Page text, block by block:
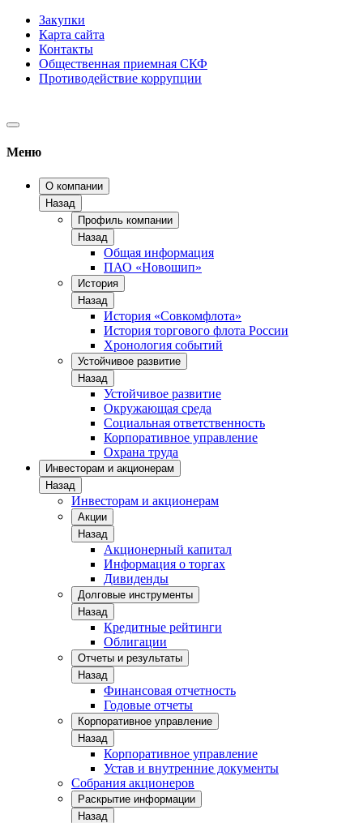
Закупки
Карта сайта
Контакты
Общественная приемная СКФ
Противодействие коррупции
Меню
О компании
Назад
Профиль компании
Назад
Общая информация
ПАО «Новошип»
История
Назад
История «Совкомфлота»
История торгового флота России
Хронология событий
Устойчивое развитие
Назад
Устойчивое развитие
Окружающая среда
Социальная ответственность
Корпоративное управление
Охрана труда
Инвесторам и акционерам
Назад
Инвесторам и акционерам
Акции
Назад
Акционерный капитал
Информация о торгах
Дивиденды
Долговые инструменты
Назад
Кредитные рейтинги
Облигации
Отчеты и результаты
Назад
Финансовая отчетность
Годовые отчеты
Корпоративное управление
Назад
Корпоративное управление
Устав и внутренние документы
Собрания акционеров
Раскрытие информации
Назад